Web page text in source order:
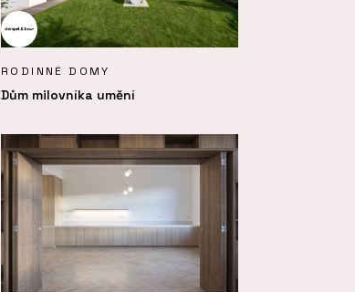
RODINNÉ DOMY
Dům milovníka umění